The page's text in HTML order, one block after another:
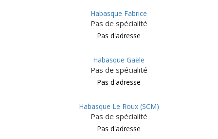
Habasque Fabrice
Pas de spécialité
Pas d'adresse
Habasque Gaële
Pas de spécialité
Pas d'adresse
Habasque Le Roux (SCM)
Pas de spécialité
Pas d'adresse